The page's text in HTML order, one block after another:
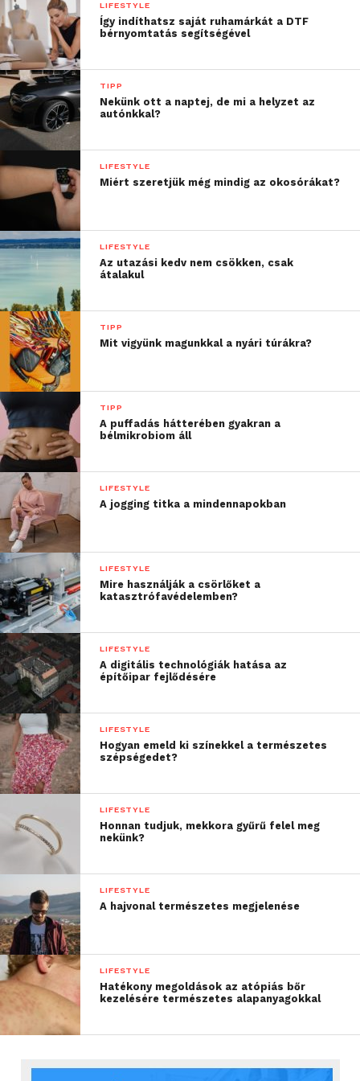
LIFESTYLE
Így indíthatsz saját ruhamárkát a DTF
bérnyomtatás segítségével
TIPP
Nekünk ott a naptej, de mi a helyzet az
autónkkal?
LIFESTYLE
Miért szeretjük még mindig az okosórákat?
LIFESTYLE
Az utazási kedv nem csökken, csak
átalakul
TIPP
Mit vigyünk magunkkal a nyári túrákra?
TIPP
A puffadás hátterében gyakran a
bélmikrobiom áll
LIFESTYLE
A jogging titka a mindennapokban
LIFESTYLE
Mire használják a csörlőket a
katasztrófavédelemben?
LIFESTYLE
A digitális technológiák hatása az
építőipar fejlődésére
LIFESTYLE
Hogyan emeld ki színekkel a természetes
szépségedet?
LIFESTYLE
Honnan tudjuk, mekkora gyűrű felel meg
nekünk?
LIFESTYLE
A hajvonal természetes megjelenése
LIFESTYLE
Hatékony megoldások az atópiás bőr
kezelésére természetes alapanyagokkal